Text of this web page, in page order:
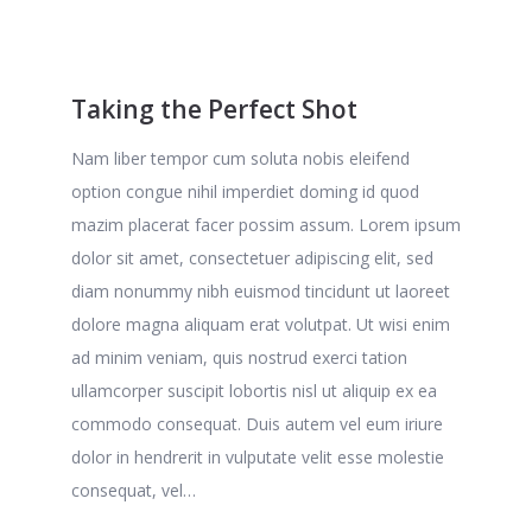
Taking the Perfect Shot
Nam liber tempor cum soluta nobis eleifend
option congue nihil imperdiet doming id quod
mazim placerat facer possim assum. Lorem ipsum
dolor sit amet, consectetuer adipiscing elit, sed
diam nonummy nibh euismod tincidunt ut laoreet
dolore magna aliquam erat volutpat. Ut wisi enim
ad minim veniam, quis nostrud exerci tation
ullamcorper suscipit lobortis nisl ut aliquip ex ea
commodo consequat. Duis autem vel eum iriure
dolor in hendrerit in vulputate velit esse molestie
consequat, vel…